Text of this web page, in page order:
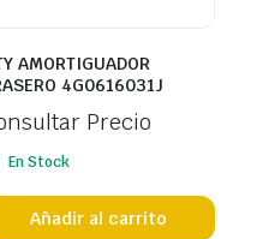
AMORTIGUADOR
4G0616031J
Precio
En Stock
Añadir al carrito